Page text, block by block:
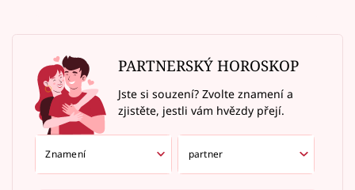
PARTNERSKÝ HOROSKOP
Jste si souzení? Zvolte znamení a
zjistěte, jestli vám hvězdy přejí.